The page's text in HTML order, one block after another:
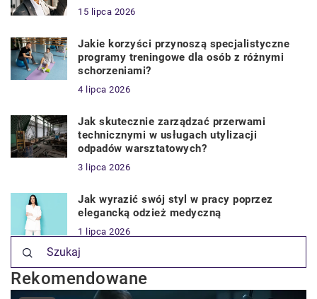
15 lipca 2026
Jakie korzyści przynoszą specjalistyczne
programy treningowe dla osób z różnymi
schorzeniami?
4 lipca 2026
Jak skutecznie zarządzać przerwami
technicznymi w usługach utylizacji
odpadów warsztatowych?
3 lipca 2026
Jak wyrazić swój styl w pracy poprzez
elegancką odzież medyczną
1 lipca 2026
Rekomendowane